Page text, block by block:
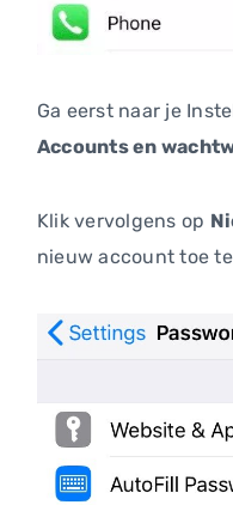
Ga eerst naar je
Accounts en
Klik vervolgens op
nieuw account toe